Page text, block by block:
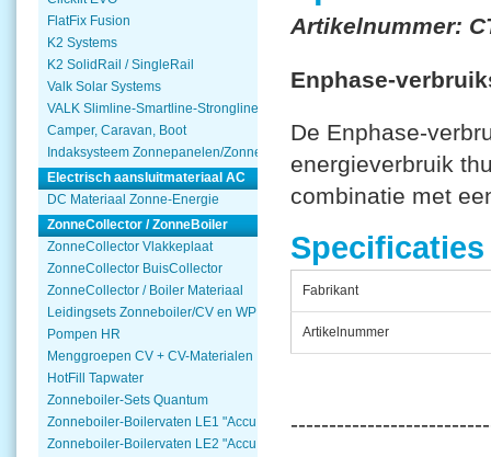
FlatFix Fusion
K2 Systems
K2 SolidRail / SingleRail
Valk Solar Systems
VALK Slimline-Smartline-Strongline
Camper, Caravan, Boot
Indaksysteem Zonnepanelen/Zonnecollector
Electrisch aansluitmateriaal AC
DC Materiaal Zonne-Energie
ZonneCollector / ZonneBoiler
ZonneCollector Vlakkeplaat
ZonneCollector BuisCollector
ZonneCollector / Boiler Materiaal
Leidingsets Zonneboiler/CV en WP
Pompen HR
Menggroepen CV + CV-Materialen
HotFill Tapwater
Zonneboiler-Sets Quantum
Zonneboiler-Boilervaten LE1 "Accu Woning Watmte"
Zonneboiler-Boilervaten LE2 "Accu Woning Watmte"
Artikelnummer:
Enphase-
De Enphase-
energieverbruik
combinatie met
Specificaties
Fabrikant
Artikelnummer